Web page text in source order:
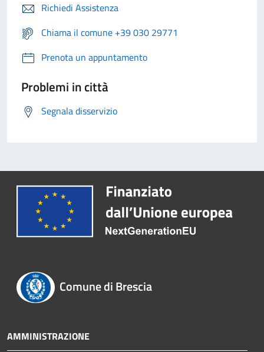
Richiedi Assistenza
Chiama il comune +39 030 29771
Prenota un appuntamento
Problemi in città
Segnala disservizio
Comune di Brescia
AMMINISTRAZIONE